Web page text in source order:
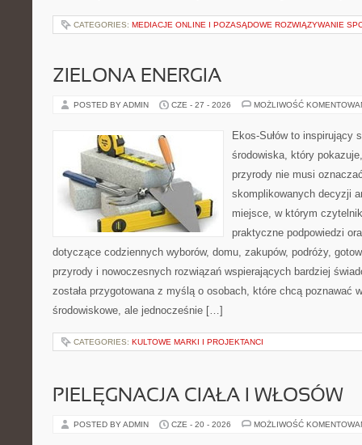
CATEGORIES: MEDIACJE ONLINE I POZASĄDOWE ROZWIĄZYWANIE
ZIELONA ENERGIA
POSTED BY ADMIN CZE - 27 - 2026 MOŻLIWOŚĆ
Ekos-Sułów to inspirujący
środowiska, który
przyrody nie musi
skomplikowanych decyzji
miejsce, w którym
praktyczne podpowiedzi
dotyczące codziennych wyborów, domu, zakupów, podróży,
przyrody i nowoczesnych rozwiązań wspierających bardziej
została przygotowana z myślą o osobach, które chcą poznawać
środowiskowe, ale jednocześnie […]
CATEGORIES: KULTOWE MARKI I PROJEKTANCI
PIELĘGNACJA CIAŁA I WŁOSÓW
POSTED BY ADMIN CZE - 20 - 2026 MOŻLIWOŚĆ